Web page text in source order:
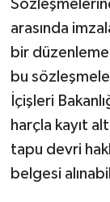
arasında
bir
bu
İçişleri
harçla kayıt
tapu devri
belgesi